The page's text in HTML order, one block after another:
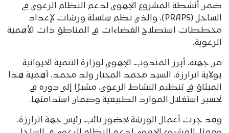
ضمن أنشطة المشروع الجهوي لدعم النظام الرعوي في
الساحل (PRAPS)، والذي نظم سلسلة ورشات لإعداد
مخططات استصلاح الفضاءات في المناطق ذات الأهمية
الرعوية.
من جهته، أبرز المندوب الجهوي لوزارة التنمية الحيوانية
بولاية اترارزة، السيد محمد المختار ولد محمد، أهمية هذا
الميثاق في تنظيم النشاط الرعوي، مشيرًا إلى دوره في
تحسين استغلال الموارد الطبيعية وضمان استدامتها.
وقد جرت أعمال الورشة بحضور نائب رئيس جهة اترارزة،